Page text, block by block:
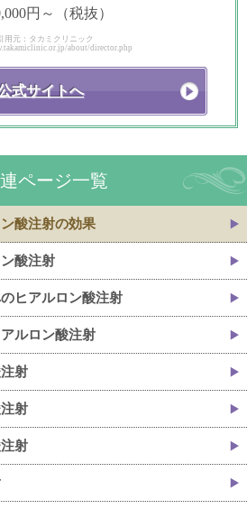
円～（税抜）
用元：タカミクリニック
about/director.php
式サイトへ
ページ一覧
酸注射の効果
酸注射
ヒアルロン酸注射
ルロン酸注射
射
射
射